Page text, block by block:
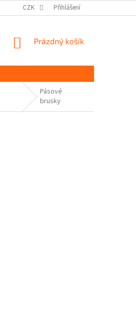
CZK Přihlášení
NÁKUPNÍ
Prázdný košík
Pásové
brusky